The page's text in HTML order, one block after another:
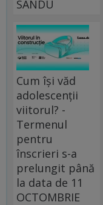
SANDU
Cum își văd
adolescenții
viitorul? -
Termenul
pentru
înscrieri s-a
prelungit până
la data de 11
OCTOMBRIE